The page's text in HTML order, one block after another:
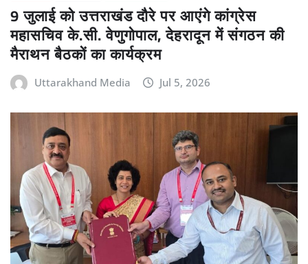
9 जुलाई को उत्तराखंड दौरे पर आएंगे कांग्रेस
महासचिव के.सी. वेणुगोपाल, देहरादून में संगठन की
मैराथन बैठकों का कार्यक्रम
Uttarakhand Media Jul 5, 2026